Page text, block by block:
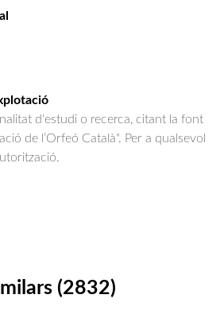
d'estudi o recerca, citant la font
de l’Orfeó Català". Per a qualsevol
(2832)